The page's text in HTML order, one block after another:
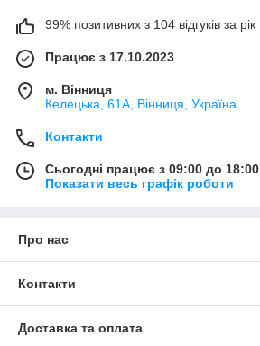
99% позитивних з 104 відгуків за рік
Працює з 17.10.2023
м. Вінниця
Келецька, 61А, Вінниця, Україна
Контакти
Сьогодні працює з 09:00 до 18:00
Показати весь графік роботи
Про нас
Контакти
Доставка та оплата